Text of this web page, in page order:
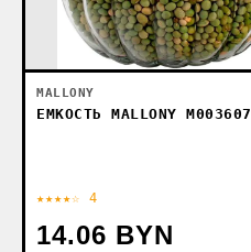
MALLONY
ЕМКОСТЬ MALLONY M003607
★★★★☆ 4
14.06 BYN